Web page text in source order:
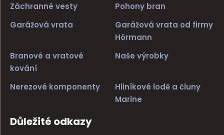
Záchranné vesty
Pohony bran
Garážová vrata
Garážová vrata od firmy
Hörmann
Branové a vratové
kování
Naše výrobky
Nerezové komponenty
Hliníkové lodě a čluny
Marine
Důležité odkazy